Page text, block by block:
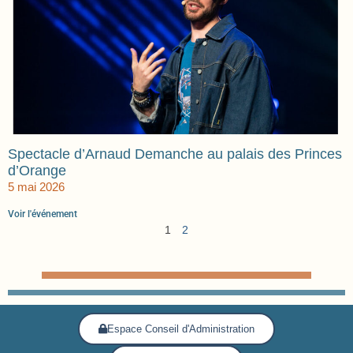
Spectacle d’Arnaud Demanche au palais des Princes
d’Orange
5 mai 2026
Voir l'événement
1 2
Espace Conseil d'Administration